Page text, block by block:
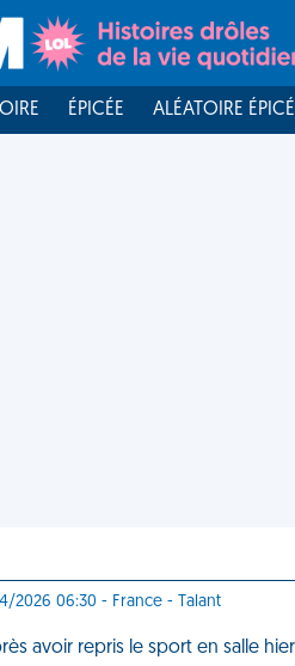
ÉPICÉE ALÉATOIRE
2026 06:30 - France - Talant
avoir repris le sport en salle